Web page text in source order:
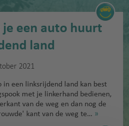
je een auto huurt
land
2021
in een linksrijdend land kan best
met je linkerhand bedienen,
van de weg en dan nog de
kant van de weg te… »